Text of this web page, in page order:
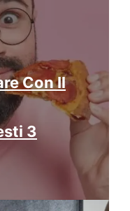
Con Il
3